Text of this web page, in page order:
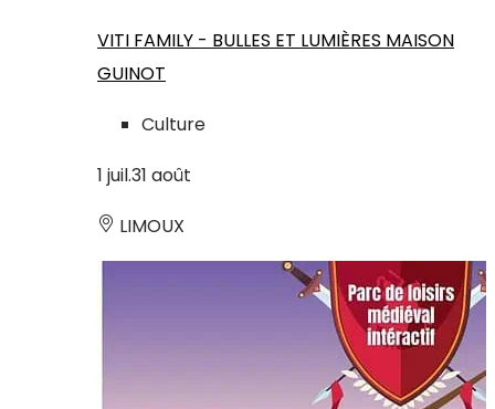
VITI FAMILY - BULLES ET LUMIÈRES MAISON
GUINOT
Culture
1 juil.31 août
LIMOUX